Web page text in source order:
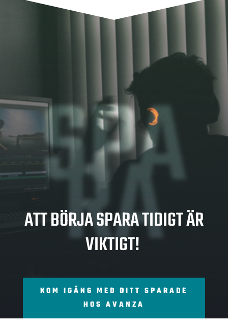
SPA
RA
ATT BÖRJA SPARA TIDIGT ÄR
VIKTIGT!
KOM IGÅNG MED DITT SPARADE
HOS AVANZA